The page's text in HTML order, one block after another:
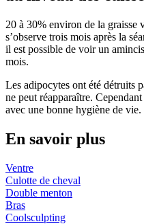
20 à 30% environ de la graisse
s’observe trois mois après la
il est possible de voir un
mois.
Les adipocytes ont été détruits
ne peut réapparaître.
avec une bonne hygiène de vie.
En savoir plus
Ventre
Culotte de cheval
Double menton
Bras
Coolsculpting